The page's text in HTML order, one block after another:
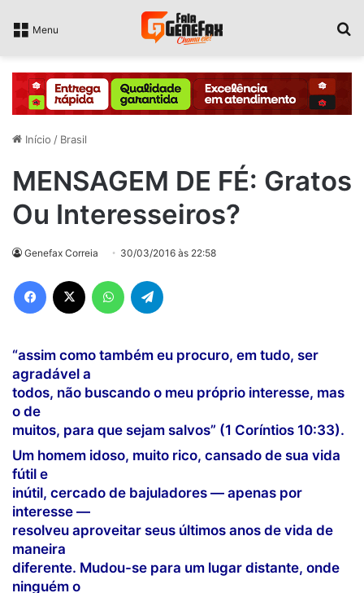
Menu
Início / Brasil
MENSAGEM DE FÉ: Gratos
Ou Interesseiros?
Genefax Correia 30/03/2016 às 22:58
Facebook WhatsApp
“assim como também eu procuro, em tudo, ser
agradável a
todos, não buscando o meu próprio interesse, mas
o de
muitos, para que sejam salvos” (1 Coríntios 10:33).
Um homem idoso, muito rico, cansado de sua vida
fútil e
inútil, cercado de bajuladores — apenas por
interesse —
resolveu aproveitar seus últimos anos de vida de
maneira
diferente. Mudou-se para um lugar distante, onde
ninguém o